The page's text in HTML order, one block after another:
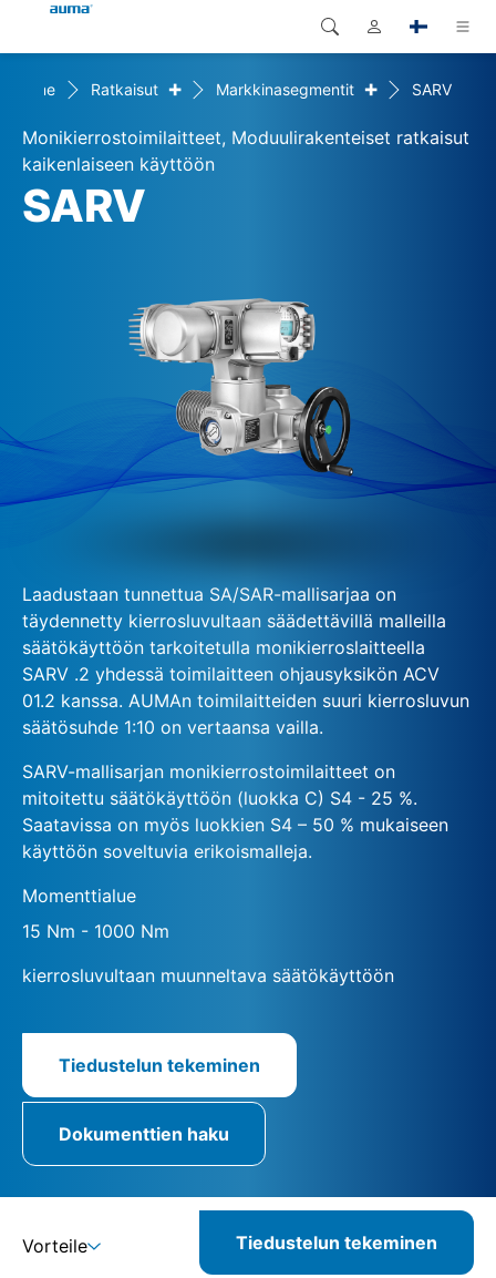
Tuotteet
Ratkaisut
Dokumentit
Global
Eurooppa
Aasia ja Tyynen valtameren
Pohjois-Amerikka
Haku
Home Ratkaisut + Markkinasegmentit + SARV
Monikierrostoimilaitteet, Moduulirakenteiset ratkaisut
kaikenlaiseen käyttöön
SARV
Laadustaan tunnettua SA/SAR-mallisarjaa on
täydennetty kierrosluvultaan säädettävillä malleilla
säätökäyttöön tarkoitetulla monikierroslaitteella
SARV .2 yhdessä toimilaitteen ohjausyksikön ACV
01.2 kanssa. AUMAn toimilaitteiden suuri kierrosluvun
säätösuhde 1:10 on vertaansa vailla.
SARV-mallisarjan monikierrostoimilaitteet on
mitoitettu säätökäyttöön (luokka C) S4 - 25 %.
Saatavissa on myös luokkien S4 – 50 % mukaiseen
käyttöön soveltuvia erikoismalleja.
Momenttialue
15 Nm - 1000 Nm
kierrosluvultaan muunneltava säätökäyttöön
Tiedustelun tekeminen
Dokumenttien haku
Vorteile Tiedustelun tekeminen